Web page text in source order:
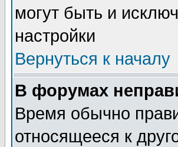
могут быть и
настройки
Вернуться к началу
В форумах
Время обычно
относящееся к